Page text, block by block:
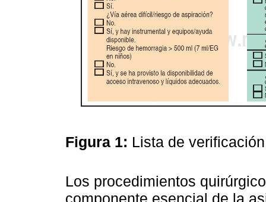
Figura 1: Lista de
Los procedimientos
componente esencial de la